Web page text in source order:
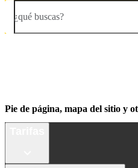
¿qué buscas?
Pie de página, mapa del sitio y